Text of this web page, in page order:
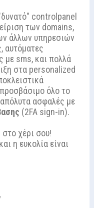
controlpanel
των domains,
άλλων υπηρεσιών
αυτόματες
με sms, και πολλά
στα personalized
όλο το
ασφαλές με
(2FA sign-in).
χέρι σου!
η ευκολία είναι